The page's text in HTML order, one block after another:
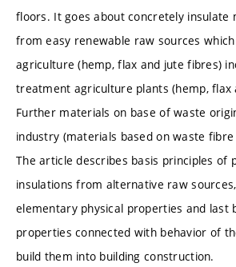
floors. It goes about concretely insulate
from easy renewable raw sources
agriculture (hemp, flax and jute fibres)
treatment agriculture plants (hemp, flax
Further materials on base of waste
industry (materials based on waste
The article describes basis principles of
insulations from alternative raw
elementary physical properties and last
properties connected with behavior of
build them into building construction.